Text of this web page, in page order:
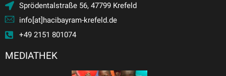
Sprödentalstraße 56, 47799 Krefeld
info[at]hacibayram-krefeld.de
+49 2151 801074
MEDIATHEK